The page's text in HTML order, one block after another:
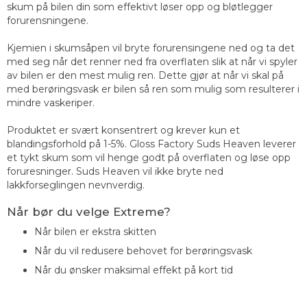
skum på bilen din som effektivt løser opp og bløtlegger
forurensningene.
Kjemien i skumsåpen vil bryte forurensingene ned og ta det
med seg når det renner ned fra overflaten slik at når vi spyler
av bilen er den mest mulig ren. Dette gjør at når vi skal på
med berøringsvask er bilen så ren som mulig som resulterer i
mindre vaskeriper.
Produktet er svært konsentrert og krever kun et
blandingsforhold på 1-5%. Gloss Factory Suds Heaven leverer
et tykt skum som vil henge godt på overflaten og løse opp
foruresninger. Suds Heaven vil ikke bryte ned
lakkforseglingen nevnverdig.
Når bør du velge Extreme?
Når bilen er ekstra skitten
Når du vil redusere behovet for berøringsvask
Når du ønsker maksimal effekt på kort tid